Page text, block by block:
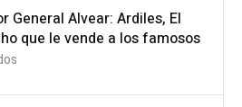
General Alvear: Ardiles, El
que le vende a los famosos